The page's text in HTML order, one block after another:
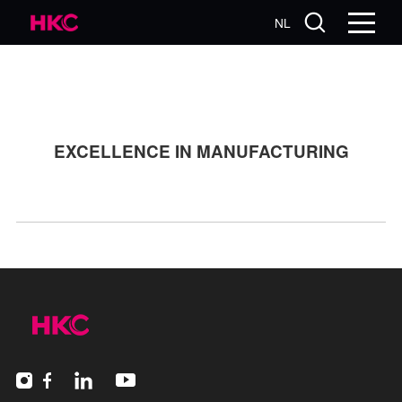
NL
EXCELLENCE IN MANUFACTURING